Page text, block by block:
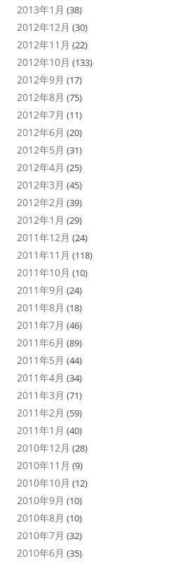
2013年1月 (38)
2012年12月 (30)
2012年11月 (22)
2012年10月 (133)
2012年9月 (17)
2012年8月 (75)
2012年7月 (11)
2012年6月 (20)
2012年5月 (31)
2012年4月 (25)
2012年3月 (45)
2012年2月 (39)
2012年1月 (29)
2011年12月 (24)
2011年11月 (118)
2011年10月 (10)
2011年9月 (24)
2011年8月 (18)
2011年7月 (46)
2011年6月 (89)
2011年5月 (44)
2011年4月 (34)
2011年3月 (71)
2011年2月 (59)
2011年1月 (40)
2010年12月 (28)
2010年11月 (9)
2010年10月 (12)
2010年9月 (10)
2010年8月 (10)
2010年7月 (32)
2010年6月 (35)